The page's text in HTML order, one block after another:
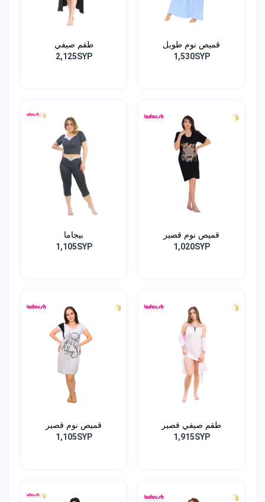
قميص نوم طويل
1,530SYP
طقم صيفي
2,125SYP
قميص نوم قصير
1,020SYP
بيجاما
1,105SYP
طقم صيفي قصير
1,915SYP
قميص نوم قصير
1,105SYP